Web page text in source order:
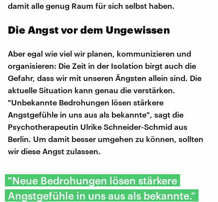
damit alle genug Raum für sich selbst haben.
Die Angst vor dem Ungewissen
Aber egal wie viel wir planen, kommunizieren und
organisieren: Die Zeit in der Isolation birgt auch die
Gefahr, dass wir mit unseren Ängsten allein sind. Die
aktuelle Situation kann genau die verstärken.
"Unbekannte Bedrohungen lösen stärkere
Angstgefühle in uns aus als bekannte", sagt die
Psychotherapeutin Ulrike Schneider-Schmid aus
Berlin. Um damit besser umgehen zu können, sollten
wir diese Angst zulassen.
"Neue Bedrohungen lösen stärkere
Angstgefühle in uns aus als bekannte.“